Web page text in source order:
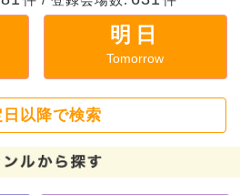
明日
Tomorrow
以降で検索